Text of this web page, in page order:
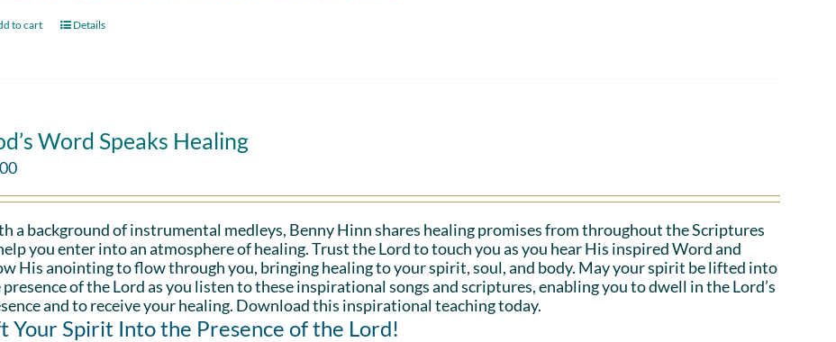
to cart Details
Word Speaks Healing
a background of instrumental medleys, Benny Hinn shares healing promises from throughout the Scriptures
you enter into an atmosphere of healing. Trust the Lord to touch you as you hear His inspired Word and
His anointing to flow through you, bringing healing to your spirit, soul, and body. May your spirit be lifted into
of the Lord as you listen to these inspirational songs and scriptures, enabling you to dwell in the Lord’s
and to receive your healing. Download this inspirational teaching today.
Your Spirit Into the Presence of the Lord!